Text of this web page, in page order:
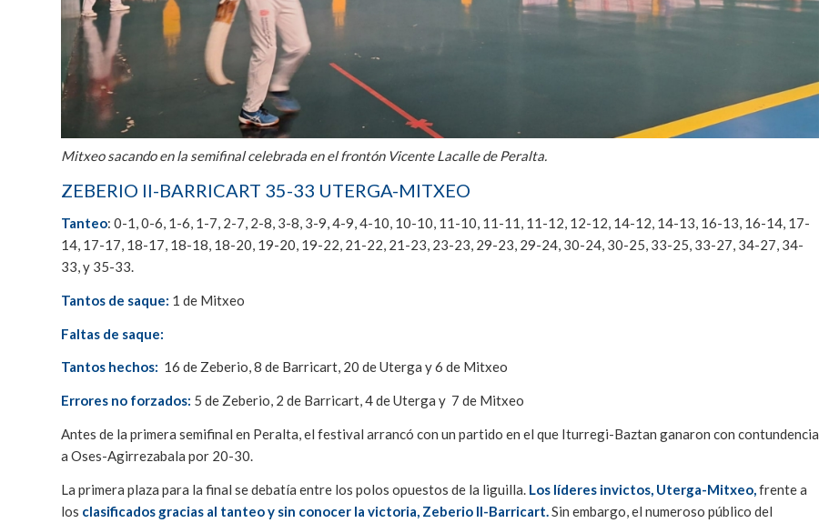
Mitxeo sacando en la semifinal celebrada en el frontón Vicente Lacalle de Peralta.
ZEBERIO II-BARRICART 35-33 UTERGA-MITXEO
Tanteo: 0-1, 0-6, 1-6, 1-7, 2-7, 2-8, 3-8, 3-9, 4-9, 4-10, 10-10, 11-10, 11-11, 11-12, 12-12, 14-12, 14-13, 16-13, 16-14, 17-
14, 17-17, 18-17, 18-18, 18-20, 19-20, 19-22, 21-22, 21-23, 23-23, 29-23, 29-24, 30-24, 30-25, 33-25, 33-27, 34-27, 34-
33, y 35-33.
Tantos de saque: 1 de Mitxeo
Faltas de saque:
Tantos hechos: 16 de Zeberio, 8 de Barricart, 20 de Uterga y 6 de Mitxeo
Errores no forzados: 5 de Zeberio, 2 de Barricart, 4 de Uterga y 7 de Mitxeo
Antes de la primera semifinal en Peralta, el festival arrancó con un partido en el que Iturregi-Baztan ganaron con contundencia
a Oses-Agirrezabala por 20-30.
La primera plaza para la final se debatía entre los polos opuestos de la liguilla. Los líderes invictos, Uterga-Mitxeo,frente a
los clasificados gracias al tanteo y sin conocer la victoria, Zeberio II-Barricart.Sin embargo, el numeroso público del